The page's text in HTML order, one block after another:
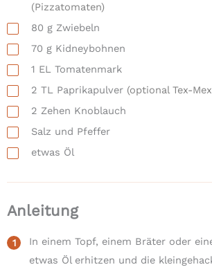
(Pizzatomaten)
80 g Zwiebeln
70 g Kidneybohnen
1 EL Tomatenmark
2 TL Paprikapulver (optional Tex-
2 Zehen Knoblauch
Salz und Pfeffer
etwas Öl
Anleitung
In einem Topf, einem Bräter oder
etwas Öl erhitzen und die